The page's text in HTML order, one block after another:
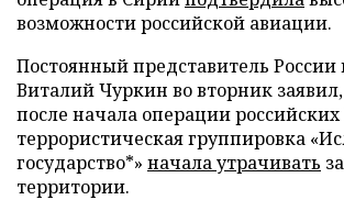
возможности российской авиации.
Постоянный представитель
Виталий Чуркин во вторник
после начала операции
террористическая группировка
государство*» начала утрачивать
территории.